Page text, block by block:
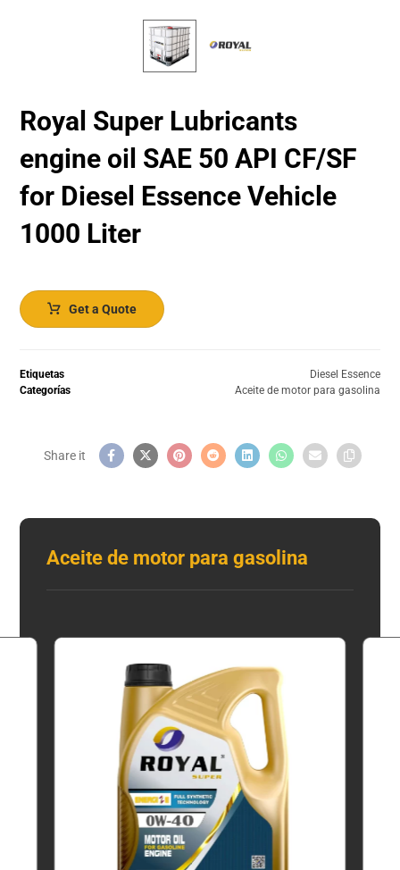
Royal Super Lubricants
engine oil SAE 50 API CF/SF
for Diesel Essence Vehicle
1000 Liter
Get a Quote
Etiquetas
Diesel Essence
Categorías
Aceite de motor para gasolina
Aceite de motor para gasolina